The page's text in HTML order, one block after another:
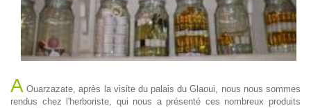
A Ouarzazate, après la visite du palais du Glaoui, nous nous sommes
rendus chez l'herboriste, qui nous a présenté ces nombreux produits